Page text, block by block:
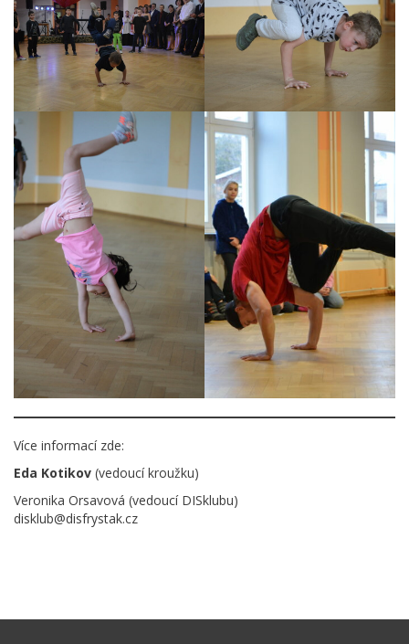
Více informací zde:
Eda Kotikov (vedoucí kroužku)
Veronika Orsavová (vedoucí DISklubu)
disklub@disfrystak.cz